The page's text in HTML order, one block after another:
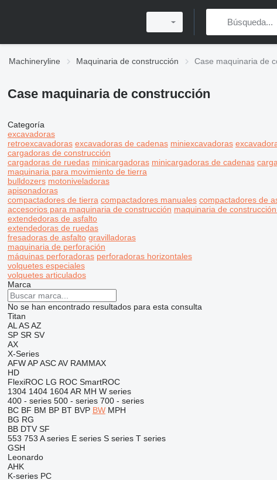
Machineryline Maquinaria de construcción Case maquinaria de
Case maquinaria de construcción
Categoría
excavadoras
retroexcavadoras excavadoras de cadenas miniexcavadoras
cargadoras de construcción
cargadoras de ruedas minicargadoras minicargadoras de cadenas
maquinaria para movimiento de tierra
bulldozers motoniveladoras
apisonadoras
compactadores de tierra compactadores manuales compactadores de
accesorios para maquinaria de construcción maquinaria de
extendedoras de asfalto
extendedoras de ruedas
fresadoras de asfalto gravilladoras
maquinaria de perforación
máquinas perforadoras perforadoras horizontales
volquetes especiales
volquetes articulados
Marca
No se han encontrado resultados para esta consulta
Titan
AL AS AZ
SP SR SV
AX
X-Series
AFW AP ASC AV RAMMAX
HD
FlexiROC LG ROC SmartROC
1304 1404 1604 AR MH W series
400 - series 500 - series 700 - series
BC BF BM BP BT BVP BW MPH
BG RG
BB DTV SF
553 753 A series E series S series T series
GSH
Leonardo
AHK
K-series PC